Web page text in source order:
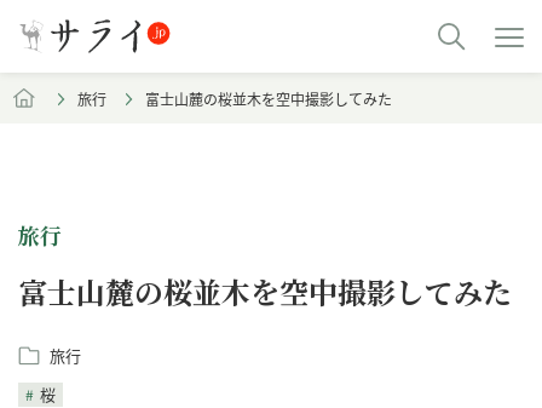
旅行 富士山麓の桜並木を空中撮影してみた
旅行
富士山麓の桜並木を空中撮影してみた
旅行
桜